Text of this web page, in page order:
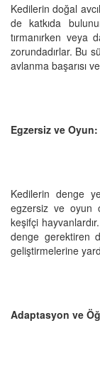
Kedilerin doğal
de katkıda
tırmanırken veya
zorundadırlar. Bu
avlanma başarısı
Egzersiz ve Oyun:
Kedilerin denge
egzersiz ve oyun
keşifçi
denge gerektiren
geliştirmelerine
Adaptasyon ve